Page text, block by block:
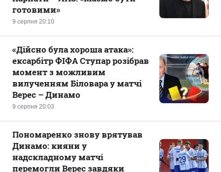
9 серпня 20:10
готовими»
9 серпня 20:03
«Дійсно була хороша атака»:
ексарбітр ФІФА Ступар розібрав
момент з можливим
вилученням Біловара у матчі
Верес – Динамо
Пономаренко знову врятував
Динамо: кияни у
надскладному матчі
перемогли Верес завдяки